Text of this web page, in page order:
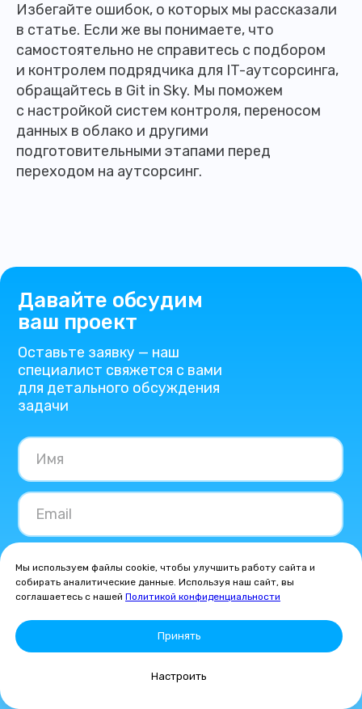
Избегайте ошибок, о которых мы рассказали
в статье. Если же вы понимаете, что
самостоятельно не справитесь с подбором
и контролем подрядчика для IT-аутсорсинга,
обращайтесь в Git in Sky. Мы поможем
с настройкой систем контроля, переносом
данных в облако и другими
подготовительными этапами перед
переходом на аутсорсинг.
Давайте обсудим
ваш проект
Оставьте заявку — наш
специалист свяжется с вами
для детального обсуждения
задачи
+7
Мы используем файлы cookie, чтобы улучшить работу сайта и
собирать аналитические данные. Используя наш сайт, вы
соглашаетесь с нашей Политикой конфиденциальности
Принять
Настроить